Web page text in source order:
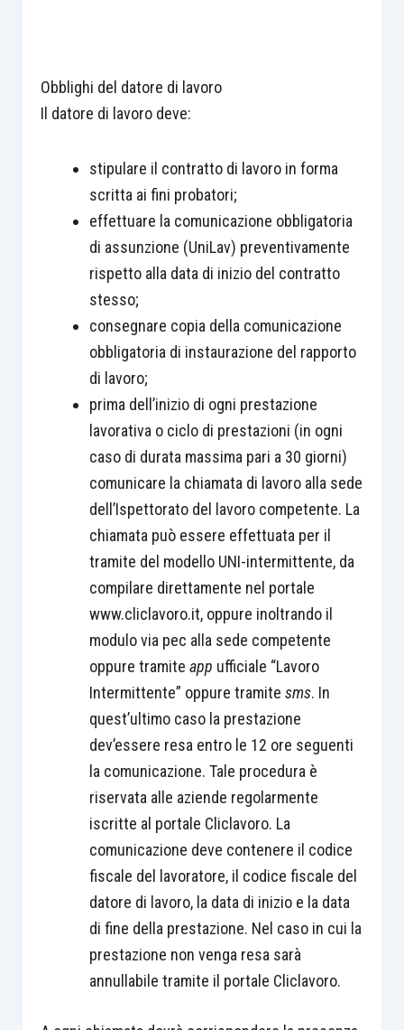
Obblighi del datore di lavoro
Il datore di lavoro deve:
stipulare il contratto di lavoro in forma
scritta ai fini probatori;
effettuare la comunicazione obbligatoria
di assunzione (UniLav) preventivamente
rispetto alla data di inizio del contratto
stesso;
consegnare copia della comunicazione
obbligatoria di instaurazione del rapporto
di lavoro;
prima dell’inizio di ogni prestazione
lavorativa o ciclo di prestazioni (in ogni
caso di durata massima pari a 30 giorni)
comunicare la chiamata di lavoro alla sede
dell’Ispettorato del lavoro competente. La
chiamata può essere effettuata per il
tramite del modello UNI-intermittente, da
compilare direttamente nel portale
www.cliclavoro.it, oppure inoltrando il
modulo via pec alla sede competente
oppure tramite app ufficiale “Lavoro
Intermittente” oppure tramite sms. In
quest’ultimo caso la prestazione
dev’essere resa entro le 12 ore seguenti
la comunicazione. Tale procedura è
riservata alle aziende regolarmente
iscritte al portale Cliclavoro. La
comunicazione deve contenere il codice
fiscale del lavoratore, il codice fiscale del
datore di lavoro, la data di inizio e la data
di fine della prestazione. Nel caso in cui la
prestazione non venga resa sarà
annullabile tramite il portale Cliclavoro.